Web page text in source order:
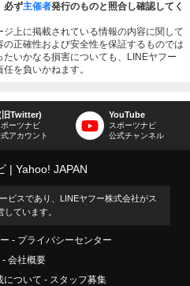
必ず主催者発行のものと照合し確認してく
上に掲載されている情報の内容に関して
正確性および安全性を保証するものでは
いかなる損害についても、LINEヤフー
を負いかねます。
旧Twitter)
ポーツナビ
アカウント
YouTube
スポーツナビ
公式チャンネル
Yahoo! JAPAN
ビスであり、LINEヤフー株式会社がス
ています。
プライバシーセンター
会社概要
について スタッフ募集